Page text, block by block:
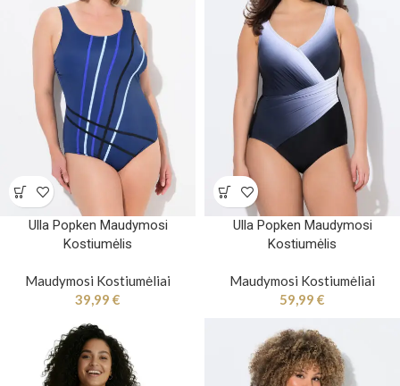
Ulla Popken Maudymosi
Kostiumėlis
Maudymosi Kostiumėliai
39,99 €
Ulla Popken Maudymosi
Kostiumėlis
Maudymosi Kostiumėliai
59,99 €